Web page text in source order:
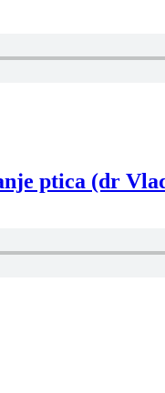
ptica (dr